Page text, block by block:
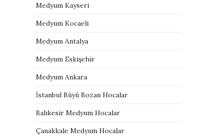
Medyum Kayseri
Medyum Kocaeli
Medyum Antalya
Medyum Eskişehir
Medyum Ankara
İstanbul Büyü Bozan Hocalar
Balıkesir Medyum Hocalar
Çanakkale Medyum Hocalar